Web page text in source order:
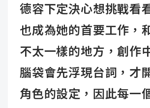
德容下定決心想挑戰看
也成為她的首要工作，
不太一樣的地方，創作
腦袋會先浮現台詞，才
角色的設定，因此每一